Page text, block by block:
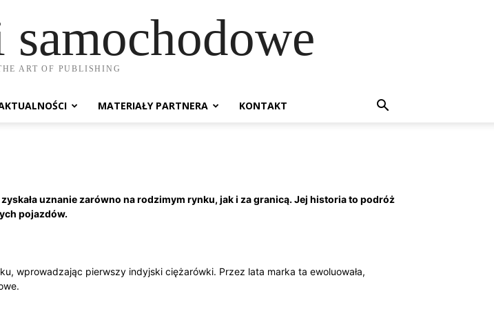
ART OF PUBLISHING
MATERIAŁY PARTNERA KONTAKT
uznanie zarówno na rodzimym rynku, jak i za granicą. Jej historia to podróż
pojazdów.
wprowadzając pierwszy indyjski ciężarówki. Przez lata marka ta ewoluowała,